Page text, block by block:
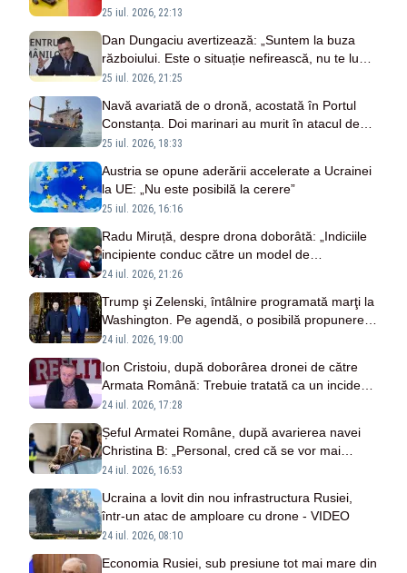
25 iul. 2026, 22:13
Dan Dungaciu avertizează: „Suntem la buza
războiului. Este o situație nefirească, nu te lupți
cu drone cu avioane F-16”
25 iul. 2026, 21:25
Navă avariată de o dronă, acostată în Portul
Constanța. Doi marinari au murit în atacul de
lângă Odesa
25 iul. 2026, 18:33
Austria se opune aderării accelerate a Ucrainei
la UE: „Nu este posibilă la cerere”
25 iul. 2026, 16:16
Radu Miruță, despre drona doborâtă: „Indiciile
incipiente conduc către un model de
proveniență rusească”
24 iul. 2026, 21:26
Trump şi Zelenski, întâlnire programată marţi la
Washington. Pe agendă, o posibilă propunere
de armistiţiu aerian
24 iul. 2026, 19:00
Ion Cristoiu, după doborârea dronei de către
Armata Română: Trebuie tratată ca un incident
de rutină, nu ca „victoria de la Plevna”
24 iul. 2026, 17:28
Șeful Armatei Române, după avarierea navei
Christina B: „Personal, cred că se vor mai
întâmpla incidente”
24 iul. 2026, 16:53
Ucraina a lovit din nou infrastructura Rusiei,
într-un atac de amploare cu drone - VIDEO
24 iul. 2026, 08:10
Economia Rusiei, sub presiune tot mai mare din